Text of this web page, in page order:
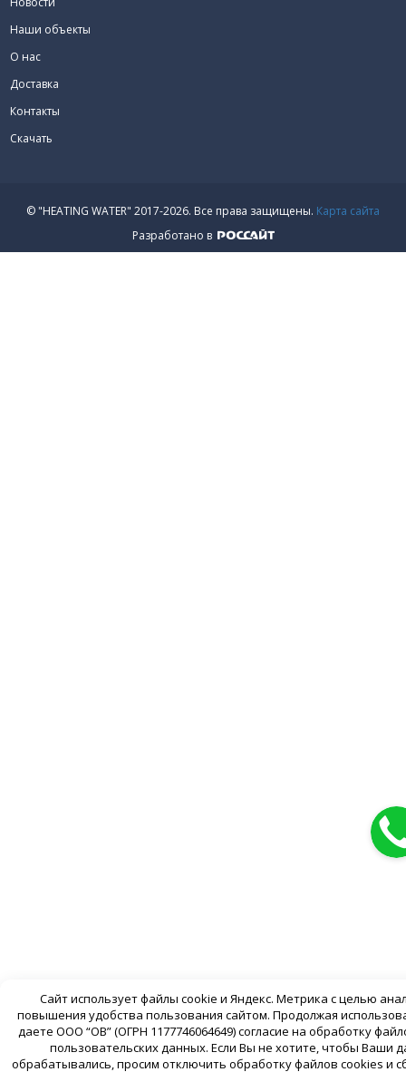
Наши объекты
О нас
Доставка
Контакты
Скачать
© "HEATING WATER" 2017-2026. Все права защищены. Карта сайта
Разработано в
Сайт использует файлы cookie и Яндекс. Метрика с целью
повышения удобства пользования сайтом. Продолжая
даете ООО “ОВ” (ОГРН 1177746064649) согласие на обработку
пользовательских данных. Если Вы не хотите, чтобы Ваши
обрабатывались, просим отключить обработку файлов cookies и